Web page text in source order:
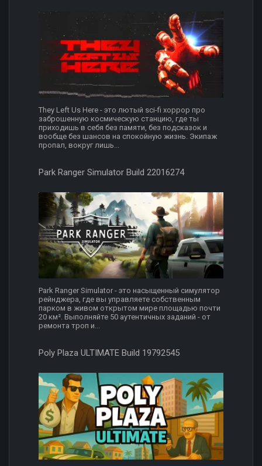
They Left Us Here - это лютый sci-fi хоррор про
заброшенную космическую станцию, где ты
приходишь в себя без памяти, без подсказок и
вообще без шансов на спокойную жизнь. Экипаж
пропал, вокруг лишь...
Park Ranger Simulator Build 22016274
Park Ranger Simulator - это насыщенный симулятор
рейнджера, где вы управляете собственным
парком в живом открытом мире площадью почти
20 км². Выполняйте 50 аутентичных заданий - от
ремонта троп и...
Poly Plaza ULTIMATE Build 19792545